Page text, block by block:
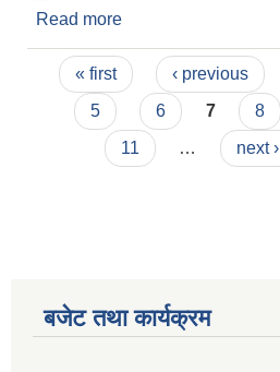
Read more
Pages
« first ‹ previous
5
6 7 8
11
… next ›
बजेट तथा कार्यक्रम